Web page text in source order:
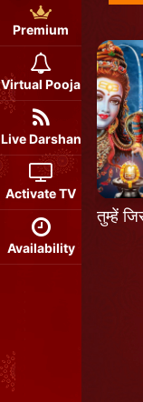
Premium
Virtual Pooja
Live Darshan
Activate TV
Availability